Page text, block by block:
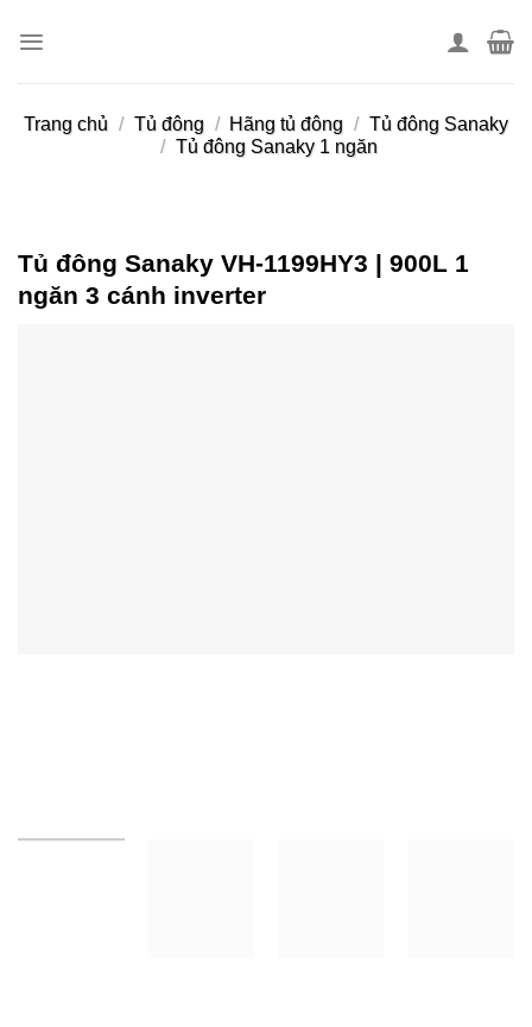
Trang chủ / Tủ đông / Hãng tủ đông / Tủ đông Sanaky
/ Tủ đông Sanaky 1 ngăn
Tủ đông Sanaky VH-1199HY3 | 900L 1
ngăn 3 cánh inverter